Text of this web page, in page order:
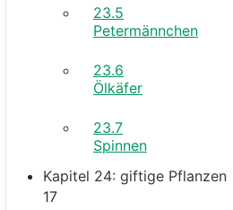
23.5
Petermännchen
23.6
Ölkäfer
23.7
Spinnen
Kapitel 24: giftige Pflanzen
17